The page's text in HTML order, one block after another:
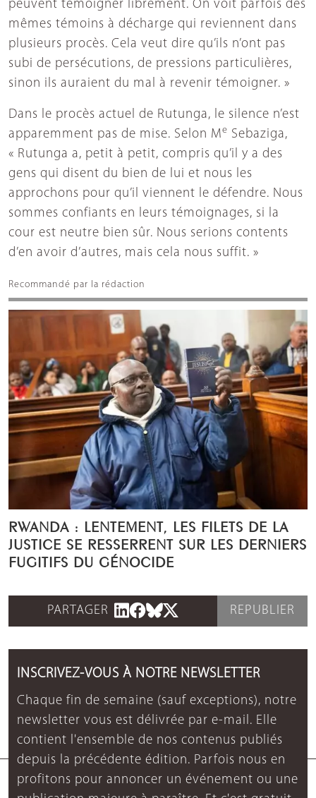
peuvent témoigner librement. On voit parfois des
mêmes témoins à décharge qui reviennent dans
plusieurs procès. Cela veut dire qu’ils n’ont pas
subi de persécutions, de pressions particulières,
sinon ils auraient du mal à revenir témoigner. »
Dans le procès actuel de Rutunga, le silence n’est
apparemment pas de mise. Selon Me Sebaziga,
« Rutunga a, petit à petit, compris qu’il y a des
gens qui disent du bien de lui et nous les
approchons pour qu’il viennent le défendre. Nous
sommes confiants en leurs témoignages, si la
cour est neutre bien sûr. Nous serions contents
d’en avoir d’autres, mais cela nous suffit. »
Recommandé par la rédaction
RWANDA : LENTEMENT, LES FILETS DE LA
JUSTICE SE RESSERRENT SUR LES DERNIERS
FUGITIFS DU GÉNOCIDE
PARTAGER REPUBLIER
INSCRIVEZ-VOUS À NOTRE NEWSLETTER
Chaque fin de semaine (sauf exceptions), notre
newsletter vous est délivrée par e-mail. Elle
contient l'ensemble de nos contenus publiés
depuis la précédente édition. Parfois nous en
profitons pour annoncer un événement ou une